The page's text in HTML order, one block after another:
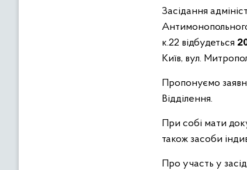
Засідання
к.22 відбудеться
Київ, вул.
Пропонуємо
Відділення.
При собі мати
також засоби
Про участь у